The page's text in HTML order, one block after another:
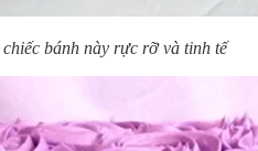
bánh này rực rỡ và tinh tế